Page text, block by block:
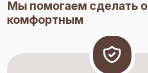
Мы помогаем сделать
комфортным